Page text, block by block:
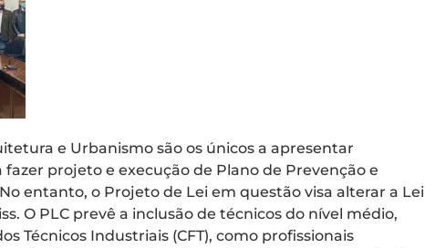
e Urbanismo são os únicos a apresentar
projeto e execução de Plano de Prevenção e
entanto, o Projeto de Lei em questão visa alterar a Lei
O PLC prevê a inclusão de técnicos do nível médio,
Técnicos Industriais (CFT), como profissionais